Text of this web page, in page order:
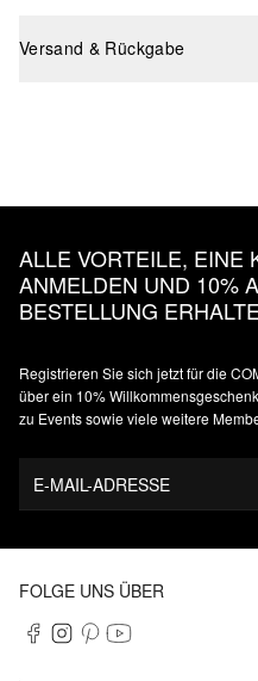
Versand & Rückgabe
ALLE VORTEILE, EINE
ANMELDEN UND 10%
BESTELLUNG
Registrieren Sie sich jetzt für die
über ein 10%
zu Events sowie viele weitere
E-MAIL-ADRESSE
FOLGE UNS ÜBER